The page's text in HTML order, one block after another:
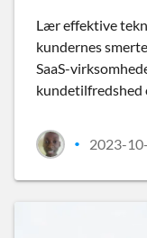
Lær effektive
kundernes
SaaS-
kundetilfredshed
• 2023-